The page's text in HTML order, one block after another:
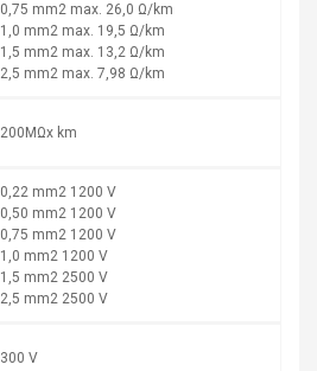
0,75 mm2 max. 26,0 Ω/km
1,0 mm2 max. 19,5 Ω/km
1,5 mm2 max. 13,2 Ω/km
2,5 mm2 max. 7,98 Ω/km
200MΩx km
0,22 mm2 1200 V
0,50 mm2 1200 V
0,75 mm2 1200 V
1,0 mm2 1200 V
1,5 mm2 2500 V
2,5 mm2 2500 V
300 V